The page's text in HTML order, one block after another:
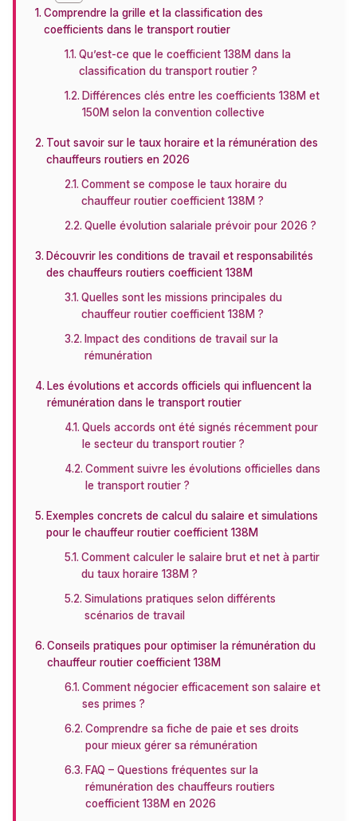
Comprendre la grille et la classification des
coefficients dans le transport routier
Qu’est-ce que le coefficient 138M dans la
classification du transport routier ?
Différences clés entre les coefficients 138M et
150M selon la convention collective
Tout savoir sur le taux horaire et la rémunération des
chauffeurs routiers en 2026
Comment se compose le taux horaire du
chauffeur routier coefficient 138M ?
Quelle évolution salariale prévoir pour 2026 ?
Découvrir les conditions de travail et responsabilités
des chauffeurs routiers coefficient 138M
Quelles sont les missions principales du
chauffeur routier coefficient 138M ?
Impact des conditions de travail sur la
rémunération
Les évolutions et accords officiels qui influencent la
rémunération dans le transport routier
Quels accords ont été signés récemment pour
le secteur du transport routier ?
Comment suivre les évolutions officielles dans
le transport routier ?
Exemples concrets de calcul du salaire et simulations
pour le chauffeur routier coefficient 138M
Comment calculer le salaire brut et net à partir
du taux horaire 138M ?
Simulations pratiques selon différents
scénarios de travail
Conseils pratiques pour optimiser la rémunération du
chauffeur routier coefficient 138M
Comment négocier efficacement son salaire et
ses primes ?
Comprendre sa fiche de paie et ses droits
pour mieux gérer sa rémunération
FAQ – Questions fréquentes sur la
rémunération des chauffeurs routiers
coefficient 138M en 2026